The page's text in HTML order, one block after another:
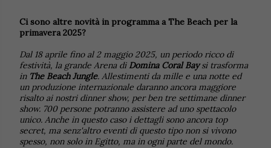
Ci sono altre novità in programma a The Beach per la
primavera 2025?
Dal 18 aprile fino al 2 maggio 2025, un periodo ricco di
festività, la grande Arena di Domina Coral Baysi trasforma
in The Beach Jungle. Allestimenti da mille e una notte ed
un produzione internazionale daranno ancora maggiore
risalto ai nostri dinner show, per ben tre settimane dinner
show. 700 persone potranno assistere ad uno spettacolo
unico. Anche in questo caso i dettagli sono ancora top
secret, ma senz'altro eventi di questo tipo non si vivono
spesso, non solo in Egitto, ma in ogni parte del mondo.